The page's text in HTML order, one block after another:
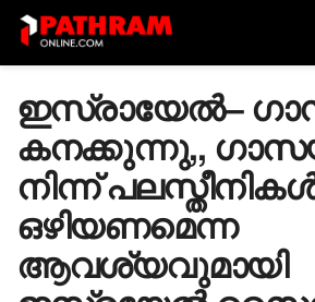
ഇസ്രായേൽ–
കനക്കുന്നു,,
നിന്ന്
ഒഴിയണമെന്ന
ആവശ്യവുമായി